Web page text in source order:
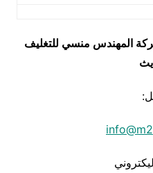
شركة المهندس منسي للتغليف